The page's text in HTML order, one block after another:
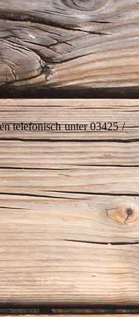
telefonisch unter 03425 /